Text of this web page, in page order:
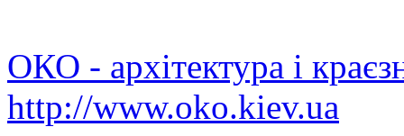
ОКО - архітектура і
http://www.oko.kiev.ua